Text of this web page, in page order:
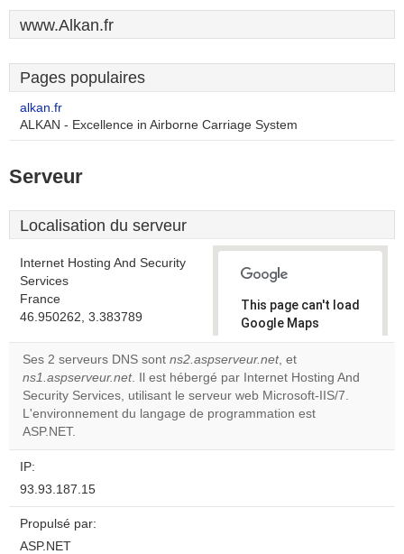
www.Alkan.fr
Pages populaires
alkan.fr
ALKAN - Excellence in Airborne Carriage System
Serveur
Localisation du serveur
Internet Hosting And Security
Services
France
46.950262, 3.383789
This page can't load
Google Maps
correctly.
Do you
own this
website?
OK
Ses 2 serveurs DNS sont ns2.aspserveur.net, et
ns1.aspserveur.net. Il est hébergé par Internet Hosting And
Security Services, utilisant le serveur web Microsoft-IIS/7.
L'environnement du langage de programmation est
ASP.NET.
IP:
93.93.187.15
Propulsé par:
ASP.NET